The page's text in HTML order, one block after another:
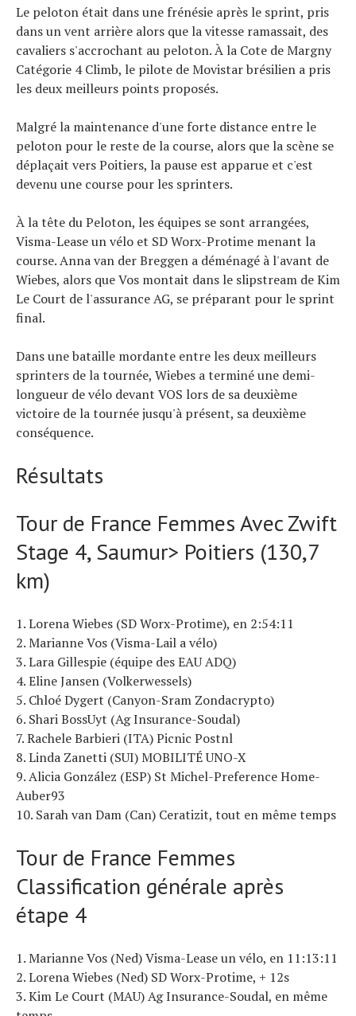
Le peloton était dans une frénésie après le sprint, pris
dans un vent arrière alors que la vitesse ramassait, des
cavaliers s'accrochant au peloton. À la Cote de Margny
Catégorie 4 Climb, le pilote de Movistar brésilien a pris
les deux meilleurs points proposés.
Malgré la maintenance d'une forte distance entre le
peloton pour le reste de la course, alors que la scène se
déplaçait vers Poitiers, la pause est apparue et c'est
devenu une course pour les sprinters.
À la tête du Peloton, les équipes se sont arrangées,
Visma-Lease un vélo et SD Worx-Protime menant la
course. Anna van der Breggen a déménagé à l'avant de
Wiebes, alors que Vos montait dans le slipstream de Kim
Le Court de l'assurance AG, se préparant pour le sprint
final.
Dans une bataille mordante entre les deux meilleurs
sprinters de la tournée, Wiebes a terminé une demi-
longueur de vélo devant VOS lors de sa deuxième
victoire de la tournée jusqu'à présent, sa deuxième
conséquence.
Résultats
Tour de France Femmes Avec Zwift
Stage 4, Saumur> Poitiers (130,7
km)
1. Lorena Wiebes (SD Worx-Protime), en 2:54:11
2. Marianne Vos (Visma-Lail a vélo)
3. Lara Gillespie (équipe des EAU ADQ)
4. Eline Jansen (Volkerwessels)
5. Chloé Dygert (Canyon-Sram Zondacrypto)
6. Shari BossUyt (Ag Insurance-Soudal)
7. Rachele Barbieri (ITA) Picnic Postnl
8. Linda Zanetti (SUI) MOBILITÉ UNO-X
9. Alicia González (ESP) St Michel-Preference Home-
Auber93
10. Sarah van Dam (Can) Ceratizit, tout en même temps
Tour de France Femmes
Classification générale après
étape 4
1. Marianne Vos (Ned) Visma-Lease un vélo, en 11:13:11
2. Lorena Wiebes (Ned) SD Worx-Protime, + 12s
3. Kim Le Court (MAU) Ag Insurance-Soudal, en même